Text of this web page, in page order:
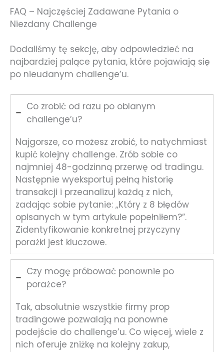
FAQ – Najczęściej Zadawane Pytania o
Niezdany Challenge
Dodaliśmy tę sekcję, aby odpowiedzieć na
najbardziej palące pytania, które pojawiają się
po nieudanym challenge’u.
Co zrobić od razu po oblanym
challenge’u?
Najgorsze, co możesz zrobić, to natychmiast
kupić kolejny challenge. Zrób sobie co
najmniej 48-godzinną przerwę od tradingu.
Następnie wyeksportuj pełną historię
transakcji i przeanalizuj każdą z nich,
zadając sobie pytanie: „Który z 8 błędów
opisanych w tym artykule popełniłem?”.
Zidentyfikowanie konkretnej przyczyny
porażki jest kluczowe.
Czy mogę próbować ponownie po
porażce?
Tak, absolutnie wszystkie firmy prop
tradingowe pozwalają na ponowne
podejście do challenge’u. Co więcej, wiele z
nich oferuje zniżkę na kolejny zakup,